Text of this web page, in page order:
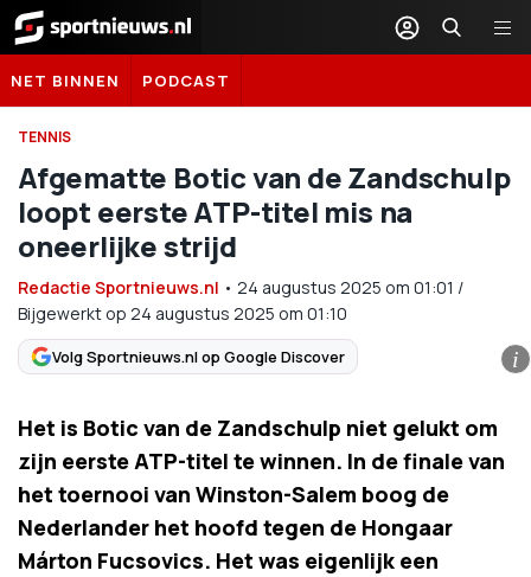
Sportnieuws.nl
NET BINNEN PODCAST
TENNIS
Afgematte Botic van de Zandschulp
loopt eerste ATP-titel mis na
oneerlijke strijd
Redactie Sportnieuws.nl • 24 augustus 2025 om 01:01 /
Bijgewerkt op 24 augustus 2025 om 01:10
Volg Sportnieuws.nl op Google Discover i
Het is Botic van de Zandschulp niet gelukt om
zijn eerste ATP-titel te winnen. In de finale van
het toernooi van Winston-Salem boog de
Nederlander het hoofd tegen de Hongaar
Márton Fucsovics. Het was eigenlijk een